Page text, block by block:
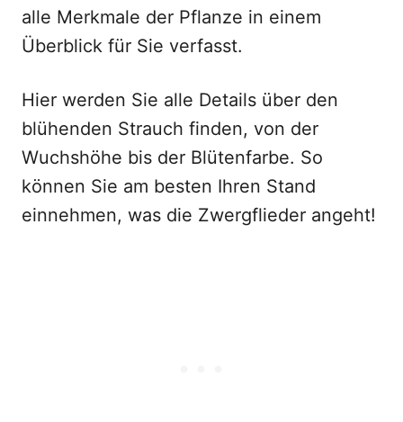
alle Merkmale der Pflanze in einem
Überblick für Sie verfasst.
Hier werden Sie alle Details über den
blühenden Strauch finden, von der
Wuchshöhe bis der Blütenfarbe. So
können Sie am besten Ihren Stand
einnehmen, was die Zwergflieder angeht!